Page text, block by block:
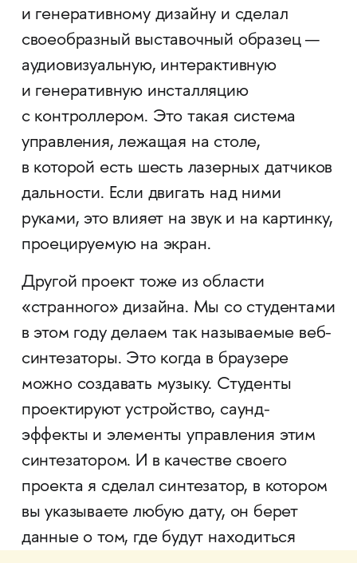
и генеративному дизайну и сделал
своеобразный выставочный образец —
аудиовизуальную, интерактивную
и генеративную инсталляцию
с контроллером. Это такая система
управления, лежащая на столе,
в которой есть шесть лазерных датчиков
дальности. Если двигать над ними
руками, это влияет на звук и на картинку,
проецируемую на экран.
Другой проект тоже из области
«странного» дизайна. Мы со студентами
в этом году делаем так называемые веб-
синтезаторы. Это когда в браузере
можно создавать музыку. Студенты
проектируют устройство, саунд-
эффекты и элементы управления этим
синтезатором. И в качестве своего
проекта я сделал синтезатор, в котором
вы указываете любую дату, он берет
данные о том, где будут находиться